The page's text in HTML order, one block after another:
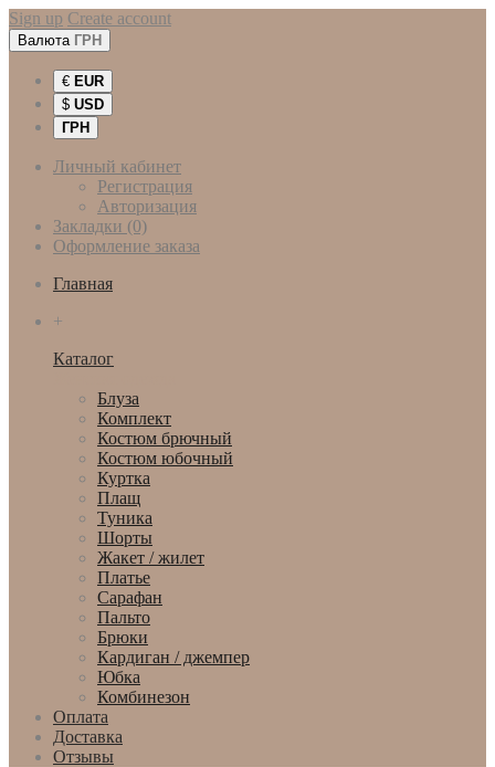
Sign up Create account
Валюта ГРН
€ EUR
$ USD
ГРН
Личный кабинет
Регистрация
Авторизация
Закладки (0)
Оформление заказа
Главная
+
Каталог
Блуза
Комплект
Костюм брючный
Костюм юбочный
Куртка
Плащ
Туника
Шорты
Жакет / жилет
Платье
Сарафан
Пальто
Брюки
Кардиган / джемпер
Юбка
Комбинезон
Оплата
Доставка
Отзывы